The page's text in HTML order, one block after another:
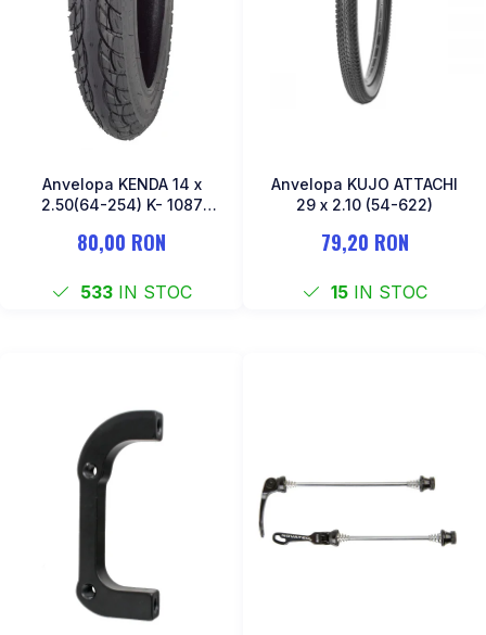
COSURI PENTRU BICICLETE
GHIDOLINE
MANSOANE
Pedale SPD
Accesorii Pedale
BORSETE SI GENTI
Accesorii Remorca
Roti ajutatoare
Scaune pentru Copii
ZA Missinglink
SOLUTII TUBELESS
SPACERE/AXE BUTUCI/RULMENTI
ACCESORII CAMERE
COLIERE ȘA
ACCESORII FRANE HIDRAULICE
SABOTI FRANA
ROTI FATA
FRANE V-BRAKE
SUSPENSII SPATE
BUTUCI ROATA
OCHELARI
Anvelopa KENDA 14 x
2.50(64-254) K- 1087
80,00 RON
533IN STOC
Anvelopa KUJO ATTACHI
29 x 2.10 (54-622)
79,20 RON
15IN STOC